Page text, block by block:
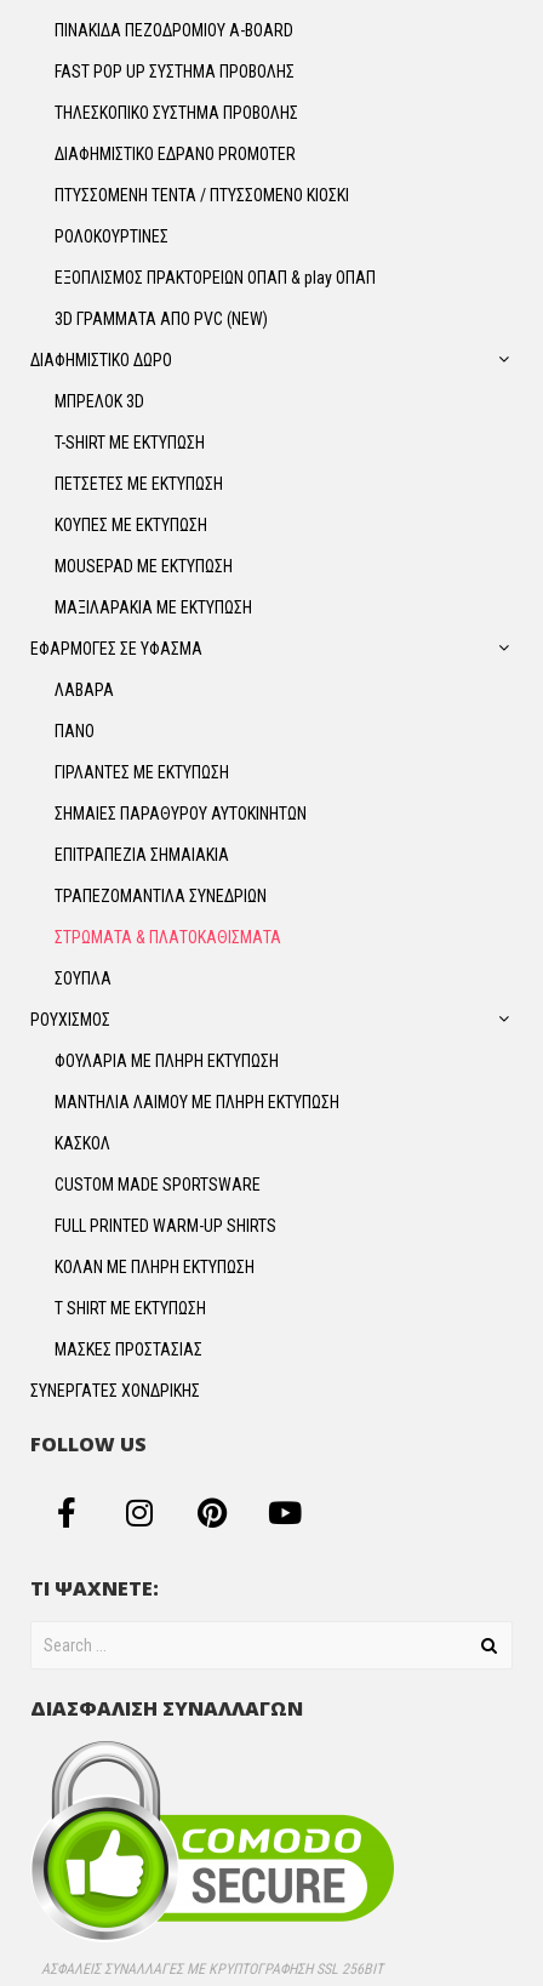
ΠΙΝΑΚΙΔΑ ΠΕΖΟΔΡΟΜΙΟΥ A-BOARD
FAST POP UP ΣΥΣΤΗΜΑ ΠΡΟΒΟΛΗΣ
ΤΗΛΕΣΚΟΠΙΚΟ ΣΥΣΤΗΜΑ ΠΡΟΒΟΛΗΣ
ΔΙΑΦΗΜΙΣΤΙΚΟ ΕΔΡΑΝΟ PROMOTER
ΠΤΥΣΣΟΜΕΝΗ ΤΕΝΤΑ / ΠΤΥΣΣΟΜΕΝΟ ΚΙΟΣΚΙ
ΡΟΛΟΚΟΥΡΤΙΝΕΣ
ΕΞΟΠΛΙΣΜΟΣ ΠΡΑΚΤΟΡΕΙΩΝ ΟΠΑΠ & play ΟΠΑΠ
3D ΓΡΑΜΜΑΤΑ ΑΠΟ PVC (NEW)
ΔΙΑΦΗΜΙΣΤΙΚΟ ΔΩΡΟ
ΜΠΡΕΛΟΚ 3D
T-SHIRT ΜΕ ΕΚΤΥΠΩΣΗ
ΠΕΤΣΕΤΕΣ ΜΕ ΕΚΤΥΠΩΣΗ
ΚΟΥΠΕΣ ΜΕ ΕΚΤΥΠΩΣΗ
MOUSEPAD ΜΕ ΕΚΤΥΠΩΣΗ
ΜΑΞΙΛΑΡΑΚΙΑ ΜΕ ΕΚΤΥΠΩΣΗ
ΕΦΑΡΜΟΓΕΣ ΣΕ ΥΦΑΣΜΑ
ΛΑΒΑΡΑ
ΠΑΝΟ
ΓΙΡΛΑΝΤΕΣ ΜΕ ΕΚΤΥΠΩΣΗ
ΣΗΜΑΙΕΣ ΠΑΡΑΘΥΡΟΥ ΑΥΤΟΚΙΝΗΤΩΝ
ΕΠΙΤΡΑΠΕΖΙΑ ΣΗΜΑΙΑΚΙΑ
ΤΡΑΠΕΖΟΜΑΝΤΙΛΑ ΣΥΝΕΔΡΙΩΝ
ΣΤΡΩΜΑΤΑ & ΠΛΑΤΟΚΑΘΙΣΜΑΤΑ
ΣΟΥΠΛΑ
ΡΟΥΧΙΣΜΟΣ
ΦΟΥΛΑΡΙΑ ΜΕ ΠΛΗΡΗ ΕΚΤΥΠΩΣΗ
ΜΑΝΤΗΛΙΑ ΛΑΙΜΟΥ ΜΕ ΠΛΗΡΗ ΕΚΤΥΠΩΣΗ
ΚΑΣΚΟΛ
CUSTOM MADE SPORTSWARE
FULL PRINTED WARM-UP SHIRTS
ΚΟΛΑΝ ΜΕ ΠΛΗΡΗ ΕΚΤΥΠΩΣΗ
T SHIRT ΜΕ ΕΚΤΥΠΩΣΗ
ΜΑΣΚΕΣ ΠΡΟΣΤΑΣΙΑΣ
ΣΥΝΕΡΓΑΤΕΣ ΧΟΝΔΡΙΚΗΣ
FOLLOW US
ΤΙ ΨΑΧΝΕΤΕ:
ΔΙΑΣΦΑΛΙΣΗ ΣΥΝΑΛΛΑΓΩΝ
ΑΣΦΑΛΕΊΣ ΣΥΝΑΛΛΑΓΈΣ ΜΕ ΚΡΥΠΤΟΓΡΆΦΗΣΗ SSL 256BIT